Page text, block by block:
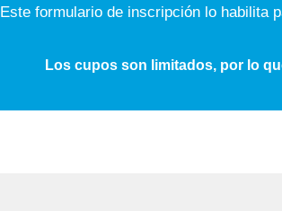
Este formulario de inscripción lo habilita
Los cupos son limitados, por lo